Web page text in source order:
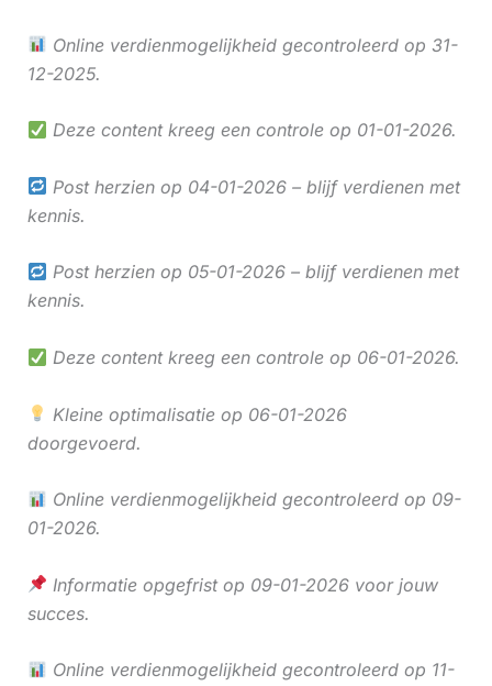
Online verdienmogelijkheid gecontroleerd op 31-
12-2025.
Deze content kreeg een controle op 01-01-2026.
Post herzien op 04-01-2026 – blijf verdienen met
kennis.
Post herzien op 05-01-2026 – blijf verdienen met
kennis.
Deze content kreeg een controle op 06-01-2026.
Kleine optimalisatie op 06-01-2026
doorgevoerd.
Online verdienmogelijkheid gecontroleerd op 09-
01-2026.
Informatie opgefrist op 09-01-2026 voor jouw
succes.
Online verdienmogelijkheid gecontroleerd op 11-